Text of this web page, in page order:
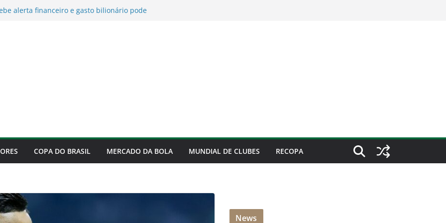
alerta financeiro e gasto bilionário pode
COPA DO BRASIL MERCADO DA BOLA MUNDIAL DE CLUBES RECOPA
News